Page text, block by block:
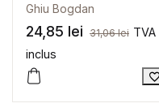
Ghiu Bogdan
24,85 lei 31,06lei TVA
inclus